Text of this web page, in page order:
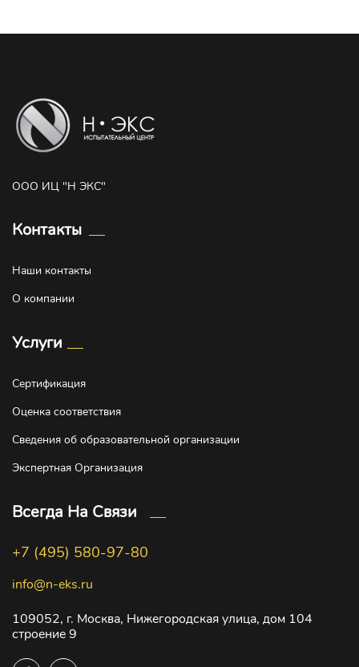
ООО ИЦ "Н ЭКС"
Контакты
Наши контакты
О компании
Услуги
Сертификация
Оценка соответствия
Сведения об образовательной организации
Экспертная Организация
Всегда На Связи
+7 (495) 580-97-80
info@n-eks.ru
109052, г. Москва, Нижегородская улица, дом 104
строение 9